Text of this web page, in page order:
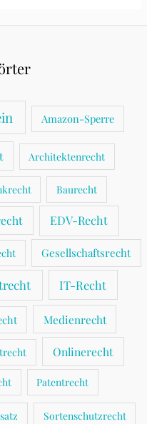
Amazon-Sperre
Architektenrecht
Baurecht
EDV-Recht
Gesellschaftsrecht
IT-Recht
Medienrecht
Onlinerecht
Patentrecht
Sortenschutzrecht